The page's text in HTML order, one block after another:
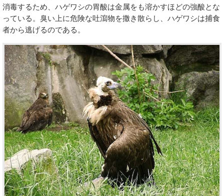
消毒するため、ハゲワシの胃酸は金属をも溶かすほどの強酸とな
っている。臭い上に危険な吐瀉物を撒き散らし、ハゲワシは捕食
者から逃げるのである。